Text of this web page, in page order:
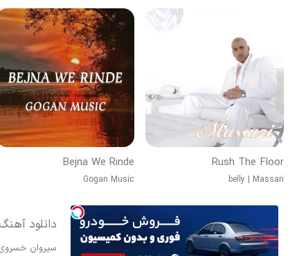
Rush The Floor
belly | Massari
Bejna We Rinde
Gogan Music
دانلود
سیروان